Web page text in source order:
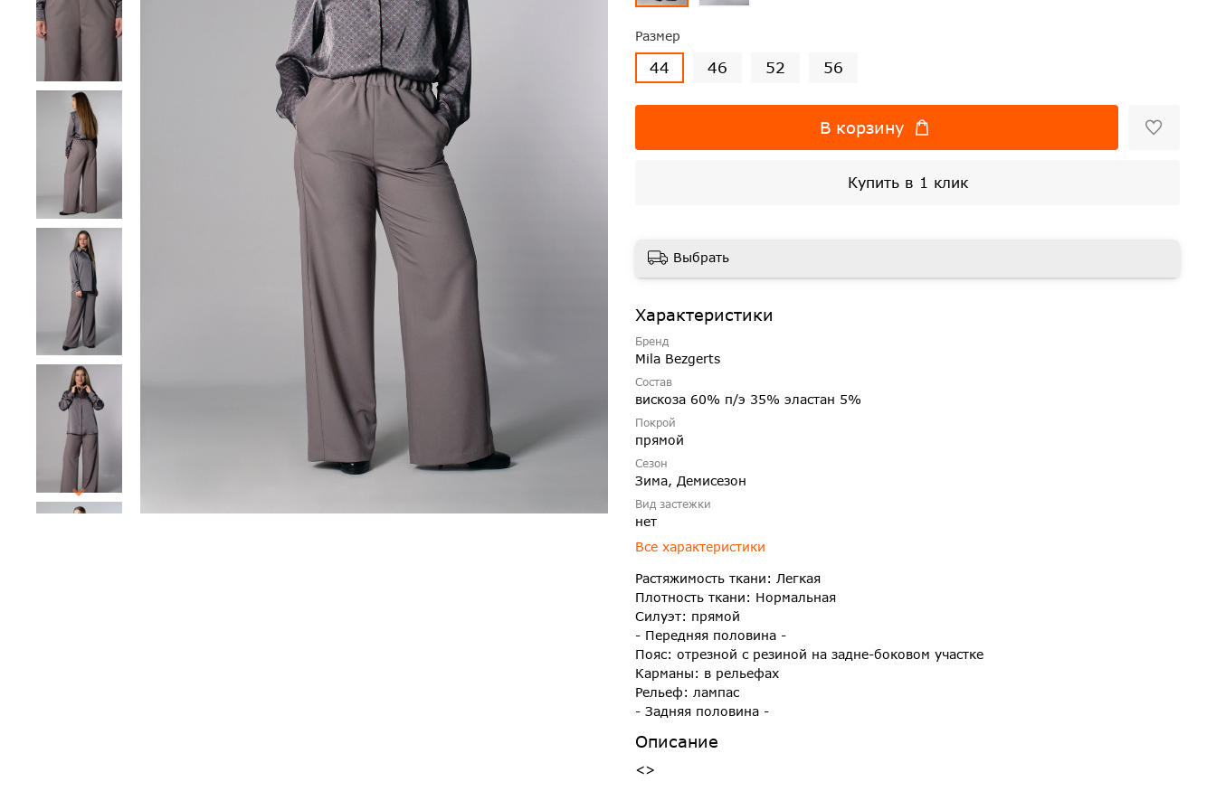
Размер
44 46 52 56
В корзину
Купить в 1 клик
Выбрать
Характеристики
Бренд
Mila Bezgerts
Состав
вискоза 60% п/э 35% эластан 5%
Покрой
прямой
Сезон
Зима, Демисезон
Вид застежки
нет
Все характеристики
Растяжимость ткани: Легкая
Плотность ткани: Нормальная
Силуэт: прямой
- Передняя половина -
Пояс: отрезной с резиной на задне-боковом участке
Карманы: в рельефах
Рельеф: лампас
- Задняя половина -
Описание
<>